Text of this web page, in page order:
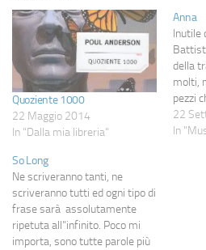
Quoziente 1000
22 Maggio 2014
In "Dalla mia libreria"
Anna
Inutile
della
molti,
pezzi
di
22
In
So Long
Ne scriveranno tanti, ne
scriveranno tutti ed ogni tipo di
frase sarà assolutamente
ripetuta all"infinito. Poco mi
importa, sono tutte parole più